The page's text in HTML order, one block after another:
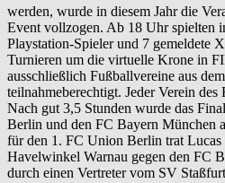
werden, wurde in diesem Jahr die
Event vollzogen. Ab 18 Uhr spielten
Playstation-Spieler und 7 gemeldete
Turnieren um die virtuelle Krone in
ausschließlich Fußballvereine aus
teilnahmeberechtigt. Jeder Verein
Nach gut 3,5 Stunden wurde das
Berlin und den FC Bayern München
für den 1. FC Union Berlin trat
Havelwinkel Warnau gegen den FC
durch einen Vertreter vom SV